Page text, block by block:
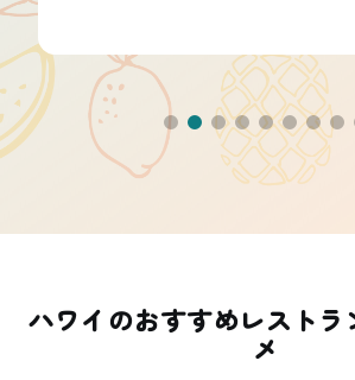
ハワイのおすすめレスト
メ